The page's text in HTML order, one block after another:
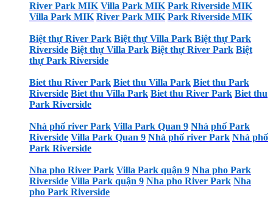
River Park MIK Villa Park MIK Park Riverside MIK
Villa Park MIK River Park MIK Park Riverside MIK
Biệt thự River Park Biệt thự Villa Park Biệt thự Park
Riverside Biệt thự Villa Park Biệt thự River Park Biệt
thự Park Riverside
Biet thu River Park Biet thu Villa Park Biet thu Park
Riverside Biet thu Villa Park Biet thu River Park Biet thu
Park Riverside
Nhà phố river Park Villa Park Quan 9 Nhà phố Park
Riverside Villa Park Quan 9 Nhà phố river Park Nhà phố
Park Riverside
Nha pho River Park Villa Park quận 9 Nha pho Park
Riverside Villa Park quận 9 Nha pho River Park Nha
pho Park Riverside